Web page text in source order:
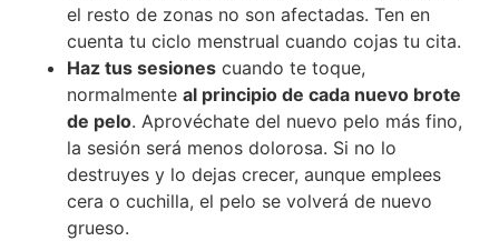
el resto de zonas no son afectadas. Ten en
cuenta tu ciclo menstrual cuando cojas tu cita.
Haz tus sesiones cuando te toque,
normalmente al principio de cada nuevo brote
de pelo. Aprovéchate del nuevo pelo más fino,
la sesión será menos dolorosa. Si no lo
destruyes y lo dejas crecer, aunque emplees
cera o cuchilla, el pelo se volverá de nuevo
grueso.